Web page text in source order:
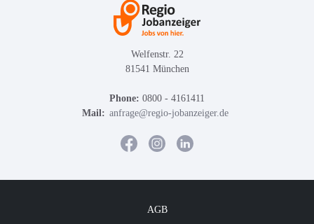
Welfenstr. 22
81541 München
Phone: 0800 - 4161411
Mail: anfrage@regio-jobanzeiger.de
AGB